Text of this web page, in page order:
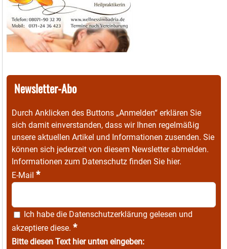
Newsletter-Abo
Durch Anklicken des Buttons „Anmelden“ erklären Sie
sich damit einverstanden, dass wir Ihnen regelmäßig
unsere aktuellen Artikel und Informationen zusenden. Sie
können sich jederzeit von diesem Newsletter abmelden.
Informationen zum Datenschutz finden Sie hier.
E-Mail *
Ich habe die Datenschutzerklärung gelesen und
akzeptiere diese. *
Bitte diesen Text hier unten eingeben: